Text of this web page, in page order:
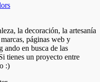
la decoración, la artesanía
páginas web y
ando en busca de las
tienes un proyecto entre
:)